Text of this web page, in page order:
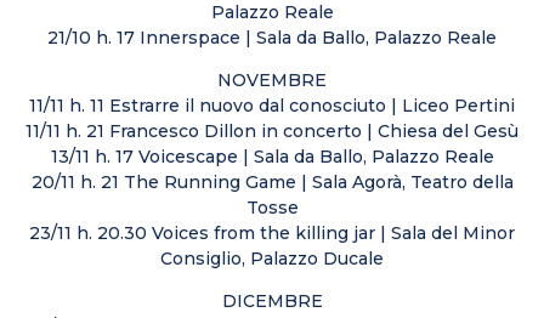
Palazzo Reale
21/10 h. 17 Innerspace | Sala da Ballo, Palazzo Reale
NOVEMBRE
11/11 h. 11 Estrarre il nuovo dal conosciuto | Liceo Pertini
11/11 h. 21 Francesco Dillon in concerto | Chiesa del Gesù
13/11 h. 17 Voicescape | Sala da Ballo, Palazzo Reale
20/11 h. 21 The Running Game | Sala Agorà, Teatro della
Tosse
23/11 h. 20.30 Voices from the killing jar | Sala del Minor
Consiglio, Palazzo Ducale
DICEMBRE